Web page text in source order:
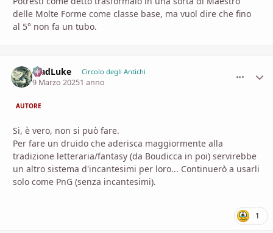
delle Molte Forme come classe base, ma vuol dire che fino
al 5° non fa un tubo.
MadLuke Circolo degli Antichi
9 Marzo 20251 anno
AUTORE
Si, è vero, non si può fare.
Per fare un druido che aderisca maggiormente alla
tradizione letteraria/fantasy (da Boudicca in poi) servirebbe
un altro sistema d'incantesimi per loro... Continuerò a usarli
solo come PnG (senza incantesimi).
1